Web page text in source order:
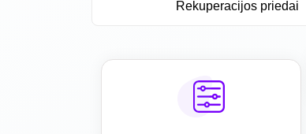
Rekuperacijos priedai